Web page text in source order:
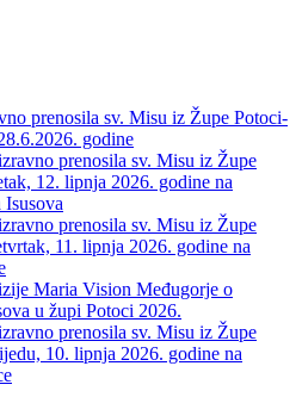
prenosila sv. Misu iz Župe Potoci-
godine
prenosila sv. Misu iz Župe
12. lipnja 2026. godine na
Isusova
prenosila sv. Misu iz Župe
11. lipnja 2026. godine na
Maria Vision Međugorje o
u župi Potoci 2026.
prenosila sv. Misu iz Župe
10. lipnja 2026. godine na